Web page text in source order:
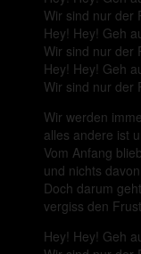
Wir sind nur der
Hey! Hey! Geh
Wir sind nur der
Hey! Hey! Geh
Wir sind nur der
Wir werden
alles andere ist
Vom Anfang
und nichts
Doch darum
vergiss den
Hey! Hey! Geh